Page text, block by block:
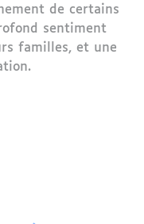
de certains
sentiment
familles, et une